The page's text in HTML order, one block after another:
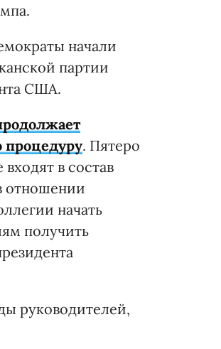
начали
партии
США.
процедуру. Пятеро
в состав
отношении
начать
получить
руководителей,